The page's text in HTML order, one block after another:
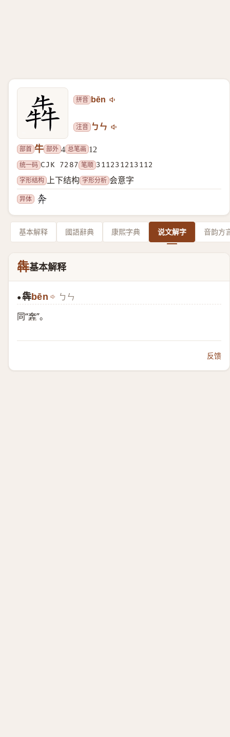
拼音 bēn
注音 ㄅㄣ
部首 牛 部外 4 总笔画 12
统一码 CJK 7287 笔顺 311231213112
字形结构
上下结构 字形分析 会意字
异体
基本解释 國語辭典 康熙字典 说文解字 音韵方
犇基本解释
●犇bēn ㄅㄣ
同“奔”。
反馈